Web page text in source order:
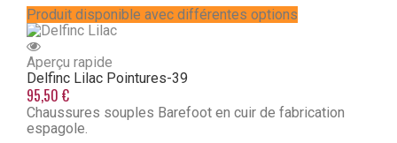
Produit disponible avec différentes options
Aperçu rapide
Delfinc Lilac Pointures-39
95,50 €
Chaussures souples Barefoot en cuir de fabrication
espagole.